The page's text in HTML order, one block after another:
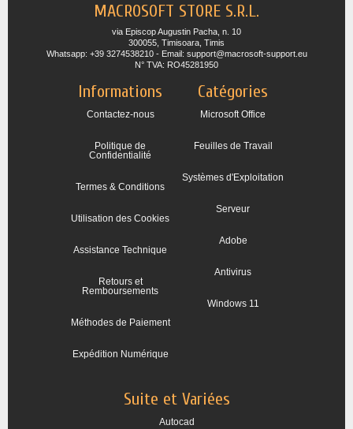
MACROSOFT STORE S.R.L.
via Episcop Augustin Pacha, n. 10
300055, Timisoara, Timis
Whatsapp: +39 3274538210 - Email: support@macrosoft-support.eu
N° TVA: RO45281950
Informations
Contactez-nous
Politique de
Confidentialité
Termes & Conditions
Utilisation des Cookies
Assistance Technique
Retours et
Remboursements
Méthodes de Paiement
Expédition Numérique
Catégories
Microsoft Office
Feuilles de Travail
Systèmes d'Exploitation
Serveur
Adobe
Antivirus
Windows 11
Suite et Variées
Autocad